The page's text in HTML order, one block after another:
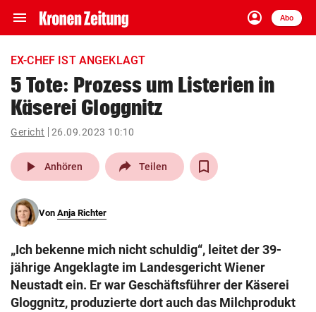
menu Navigation
ein-/ausklappen
account_circle
Anmelden
Abo
close Schließen
account_circle Anmelden
pin_drop
Wien arrow_right
search
eingeben
EX-CHEF IST ANGEKLAGT
5 Tote: Prozess um Listerien in
Käserei Gloggnitz
Gericht 26.09.2023 10:10
play_arrow Anhören Teilen
Von Anja Richter
„Ich bekenne mich nicht schuldig“, leitet der 39-
jährige Angeklagte im Landesgericht Wiener
Neustadt ein. Er war Geschäftsführer der Käserei
Gloggnitz, produzierte dort auch das Milchprodukt